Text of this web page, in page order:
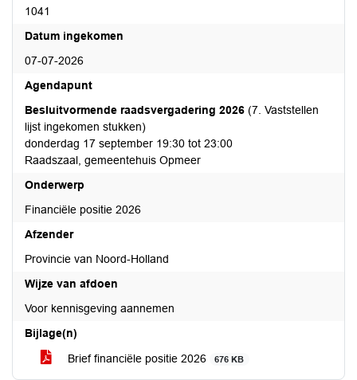
1041
Datum ingekomen
07-07-2026
Agendapunt
Besluitvormende raadsvergadering 2026 (7. Vaststellen
lijst ingekomen stukken)
donderdag 17 september 19:30 tot 23:00
Raadszaal, gemeentehuis Opmeer
Onderwerp
Financiële positie 2026
Afzender
Provincie van Noord-Holland
Wijze van afdoen
Voor kennisgeving aannemen
Bijlage(n)
Brief financiële positie 2026
676 KB